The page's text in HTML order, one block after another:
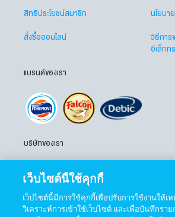
สิทธิประโยชน์สมาชิก
สั่งซื้อออนไลน์
นโยบา
วิธีการ
อิเล็กท
แบรนด์ของเรา
บริษัทของเรา
เว็บไซต์นี้ใช้คุกกี้
เว็ปไซต์นี้มีการใช้คุกกี้เพื่อปรับการใช้งานให้เ
วิเคราะห์การเข้าใช้เว็บไซต์ และเพื่อบันทึกรา